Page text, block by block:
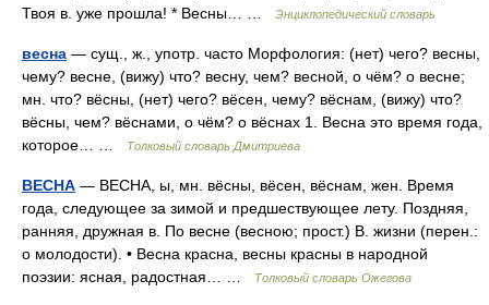
Твоя в. уже прошла! * Весны… …
Энциклопедический словарь
весна — сущ., ж., употр. часто Морфология: (нет) чего? весны,
чему? весне, (вижу) что? весну, чем? весной, о чём? о весне;
мн. что? вёсны, (нет) чего? вёсен, чему? вёснам, (вижу) что?
вёсны, чем? вёснами, о чём? о вёснах 1. Весна это время года,
которое… …
Толковый словарь Дмитриева
ВЕСНА — ВЕСНА, ы, мн. вёсны, вёсен, вёснам, жен. Время
года, следующее за зимой и предшествующее лету. Поздняя,
ранняя, дружная в. По весне (весною; прост.) В. жизни (перен.:
о молодости). • Весна красна, весны красны в народной
поэзии: ясная, радостная… …
Толковый словарь Ожегова